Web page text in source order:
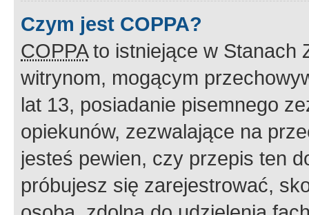
Czym jest COPPA?
COPPAto istniejące w Stanach
witrynom, mogącym
lat 13, posiadanie pisemnego
opiekunów, zezwalające na
jesteś pewien, czy przepis ten
próbujesz się zarejestrować,